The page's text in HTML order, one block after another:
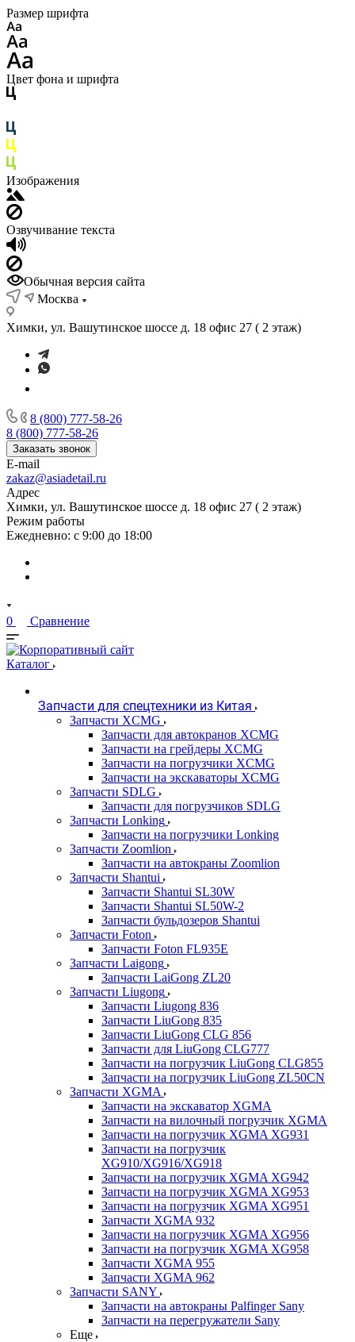
Размер шрифта
Цвет фона и шрифта
Изображения
Озвучивание текста
Обычная версия сайта
Москва
Химки, ул. Вашутинское шоссе д. 18 офис 27 ( 2 этаж)
8 (800) 777-58-26
8 (800) 777-58-26
Заказать звонок
E-mail
zakaz@asiadetail.ru
Адрес
Химки, ул. Вашутинское шоссе д. 18 офис 27 ( 2 этаж)
Режим работы
Ежедневно: с 9:00 до 18:00
0 Сравнение
Каталог
Запчасти для спецтехники из Китая
Запчасти XCMG
Запчасти для автокранов XCMG
Запчасти на грейдеры XCMG
Запчасти на погрузчики XCMG
Запчасти на экскаваторы XCMG
Запчасти SDLG
Запчасти для погрузчиков SDLG
Запчасти Lonking
Запчасти на погрузчики Lonking
Запчасти Zoomlion
Запчасти на автокраны Zoomlion
Запчасти Shantui
Запчасти Shantui SL30W
Запчасти Shantui SL50W-2
Запчасти бульдозеров Shantui
Запчасти Foton
Запчасти Foton FL935E
Запчасти Laigong
Запчасти LaiGong ZL20
Запчасти Liugong
Запчасти Liugong 836
Запчасти LiuGong 835
Запчасти LiuGong CLG 856
Запчасти для LiuGong CLG777
Запчасти на погрузчик LiuGong CLG855
Запчасти на погрузчик LiuGong ZL50CN
Запчасти XGMA
Запчасти на экскаватор XGMA
Запчасти на вилочный погрузчик XGMA
Запчасти на погрузчик XGMA XG931
Запчасти на погрузчик
XG910/XG916/XG918
Запчасти на погрузчик XGMA XG942
Запчасти на погрузчик XGMA XG953
Запчасти на погрузчик XGMA XG951
Запчасти XGMA 932
Запчасти на погрузчик XGMA XG956
Запчасти на погрузчик XGMA XG958
Запчасти XGMA 955
Запчасти XGMA 962
Запчасти SANY
Запчасти на автокраны Palfinger Sany
Запчасти на перегружатели Sany
Еще